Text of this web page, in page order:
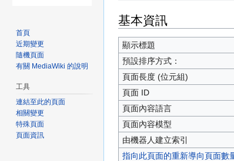
跳
至
導
覽
跳
至
搜
尋
基本資訊
顯示標題
預設排序方式：
頁面長度 (位元組)
頁面 ID
頁面內容語言
頁面內容模型
由機器人建立索引
指向此頁面的重新導向頁面數
首頁
近期變更
隨機頁面
有關 MediaWiki 的說明
工具
連結至此的頁面
相關變更
特殊頁面
頁面資訊